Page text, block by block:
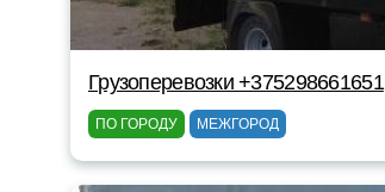
Грузоперевозки +375298661651
ПО ГОРОДУ МЕЖГОРОД